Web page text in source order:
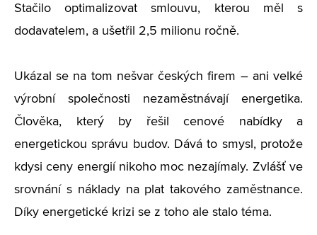
Stačilo optimalizovat smlouvu, kterou měl s
dodavatelem, a ušetřil 2,5 milionu ročně.
Ukázal se na tom nešvar českých firem – ani velké
výrobní společnosti nezaměstnávají energetika.
Člověka, který by řešil cenové nabídky a
energetickou správu budov. Dává to smysl, protože
kdysi ceny energií nikoho moc nezajímaly. Zvlášť ve
srovnání s náklady na plat takového zaměstnance.
Díky energetické krizi se z toho ale stalo téma.